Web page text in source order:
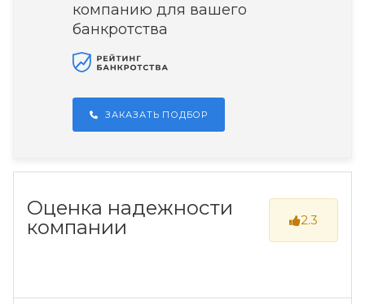
компанию для вашего
банкротства
ЗАКАЗАТЬ ПОДБОР
Оценка надежности
компании
2.3